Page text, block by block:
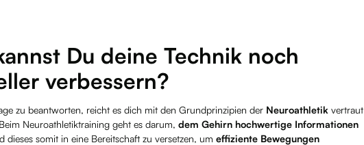
Du deine Technik noch
verbessern?
zu beantworten, reicht es dich mit den Grundprinzipien der Neuroathletikvertraut
Neuroathletiktraining geht es darum, dem Gehirn hochwertige Informationen
dieses somit in eine Bereitschaft zu versetzen, um effiziente Bewegungen